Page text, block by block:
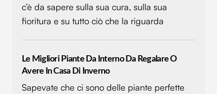
c’è da sapere sulla sua cura, sulla sua
fioritura e su tutto ciò che la riguarda
Le Migliori Piante Da Interno Da Regalare O
Avere In Casa Di Inverno
Sapevate che ci sono delle piante perfette